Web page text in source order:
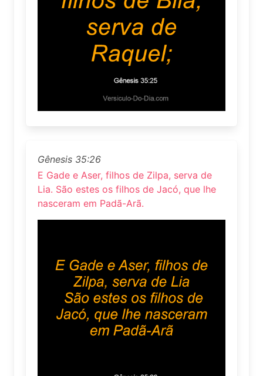
Gênesis 35:26
E Gade e Aser, filhos de Zilpa, serva de
Lia. São estes os filhos de Jacó, que lhe
nasceram em Padã-Arã.